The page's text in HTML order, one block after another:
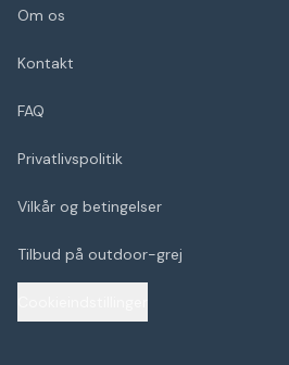
Om os
Kontakt
FAQ
Privatlivspolitik
Vilkår og betingelser
Tilbud på outdoor-grej